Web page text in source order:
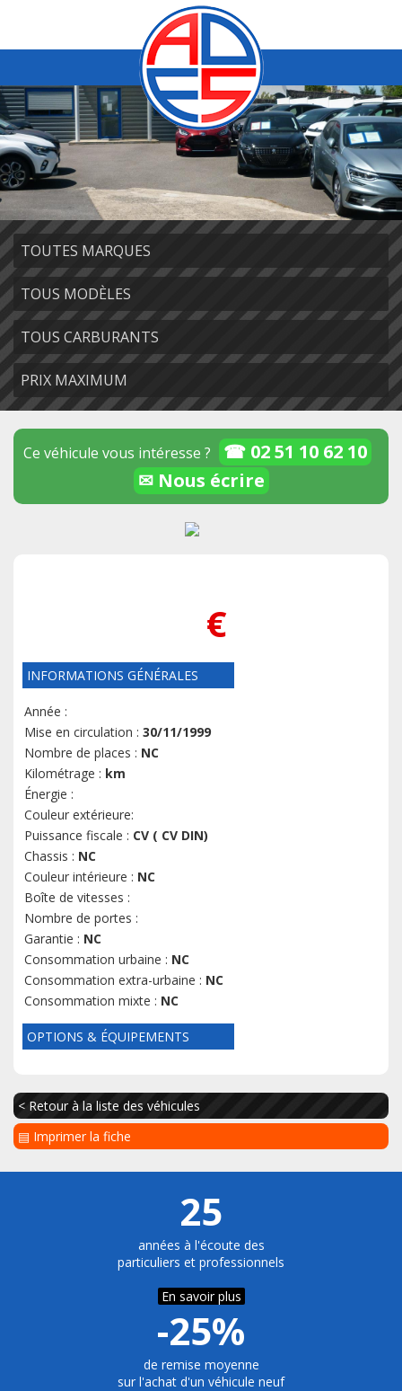
Ce véhicule vous intéresse ?
☎ 02 51 10 62 10
✉ Nous écrire
€
INFORMATIONS GÉNÉRALES
Année :
Mise en circulation : 30/11/1999
Nombre de places : NC
Kilométrage : km
Énergie :
Couleur extérieure:
Puissance fiscale : CV ( CV DIN)
Chassis : NC
Couleur intérieure : NC
Boîte de vitesses :
Nombre de portes :
Garantie : NC
Consommation urbaine : NC
Consommation extra-urbaine : NC
Consommation mixte : NC
OPTIONS & ÉQUIPEMENTS
< Retour à la liste des véhicules
▤ Imprimer la fiche
25
années à l'écoute des
particuliers et professionnels
En savoir plus
-25%
de remise moyenne
sur l'achat d'un véhicule neuf